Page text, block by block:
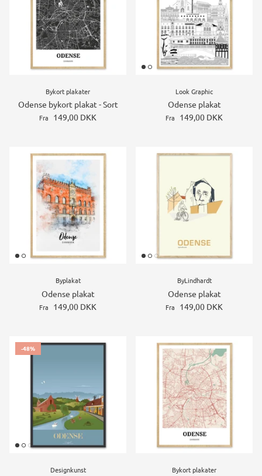
Bykort plakater
Odense bykort plakat - Sort
Fra 149,00 DKK
Look Graphic
Odense plakat
Fra 149,00 DKK
Byplakat
Odense plakat
Fra 149,00 DKK
ByLindhardt
Odense plakat
Fra 149,00 DKK
-48%
Designkunst Bykort plakater